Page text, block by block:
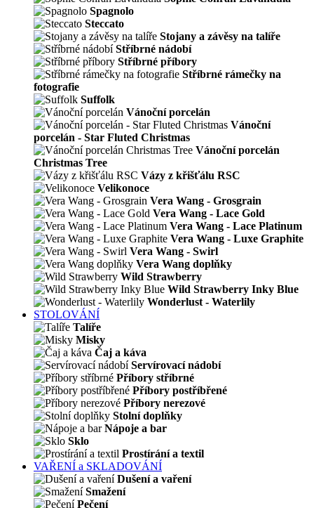
Spagnolo
Steccato
Stojany a závěsy na talíře
Stříbrné nádobí
Stříbrné příbory
Stříbrné rámečky na
fotografie
Suffolk
Vánoční porcelán
Vánoční
porcelán - Star Fluted Christmas
Vánoční porcelán
Christmas Tree
Vázy z křišťálu RSC
Velikonoce
Vera Wang - Grosgrain
Vera Wang - Lace Gold
Vera Wang - Lace Platinum
Vera Wang - Luxe Graphite
Vera Wang - Swirl
Vera Wang doplňky
Wild Strawberry
Wild Strawberry Inky Blue
Wonderlust - Waterlily
STOLOVÁNÍ
Talíře
Misky
Čaj a káva
Servírovací nádobí
Příbory stříbrné
Příbory postříbřené
Příbory nerezové
Stolní doplňky
Nápoje a bar
Sklo
Prostírání a textil
VAŘENÍ a SKLADOVÁNÍ
Dušení a vaření
Smažení
Pečení